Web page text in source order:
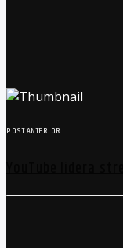
POST ANTERIOR